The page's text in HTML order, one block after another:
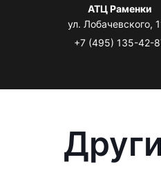
АТЦ Раменки
ул. Лобачевского,
+7 (495) 135-42-